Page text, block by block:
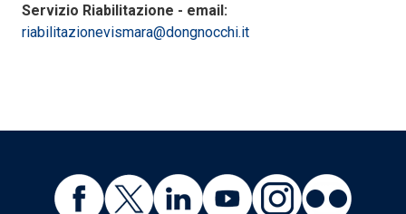
Servizio Riabilitazione - email:
riabilitazionevismara@dongnocchi.it